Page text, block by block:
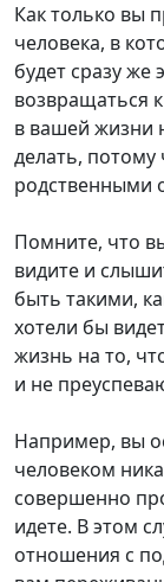
Как только вы
человека, в
будет сразу
возвращаться
в вашей жизни
делать,
родственными
Помните, что
видите и
быть такими,
хотели бы
жизнь на то,
и не
Например, вы
человеком
совершенно
идете. В этом
отношения с